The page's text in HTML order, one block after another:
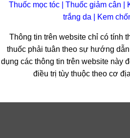
Thuốc mọc tóc Thuốc giảm cân
trắng da| Kem
Thông tin trên website chỉ có tính
thuốc phải tuân theo sự hướng
dụng các thông tin trên website này
điều trị tùy thuộc theo cơ